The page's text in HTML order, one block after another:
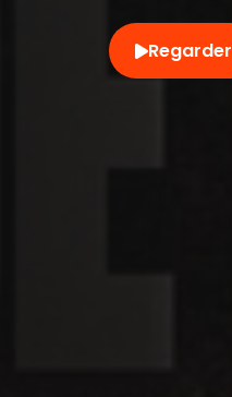
Regarder